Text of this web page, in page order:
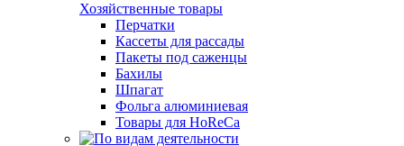
Хозяйственные товары
Перчатки
Кассеты для рассады
Пакеты под саженцы
Бахилы
Шпагат
Фольга алюминиевая
Товары для HoReCa